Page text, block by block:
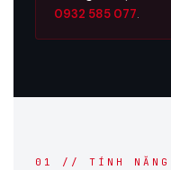
0932 585 077.
01 // TÍNH NĂNG